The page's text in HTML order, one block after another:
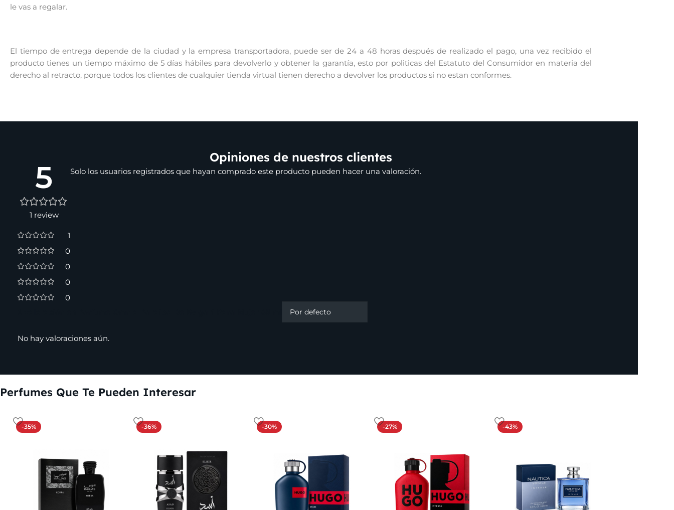
le vas a regalar.
El tiempo de entrega depende de la ciudad y la empresa transportadora, puede ser de 24 a 48 horas después de realizado el pago, una vez recibido el
producto tienes un tiempo máximo de 5 días hábiles para devolverlo y obtener la garantía, esto por politicas del Estatuto del Consumidor en materia del
derecho al retracto, porque todos los clientes de cualquier tienda virtual tienen derecho a devolver los productos si no estan conformes.
Opiniones de nuestros clientes
5
1 review
1
0
0
0
0
No hay valoraciones aún.
Solo los usuarios registrados que hayan comprado este producto pueden hacer una valoración.
Perfumes Que Te Pueden Interesar
-35% -36% -30% -27% -43%